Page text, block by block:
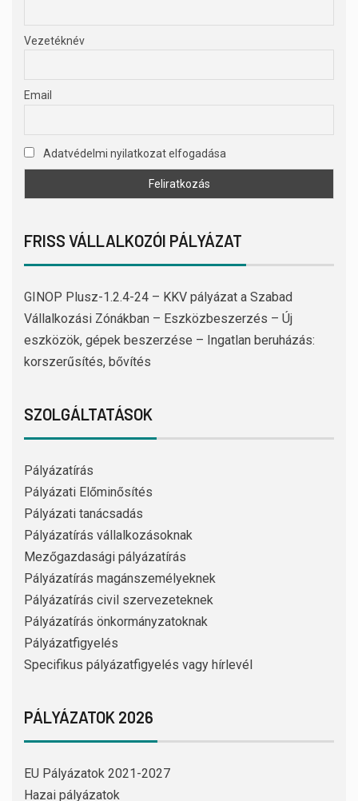
Vezetéknév
Email
Adatvédelmi nyilatkozat elfogadása
FRISS VÁLLALKOZÓI PÁLYÁZAT
GINOP Plusz-1.2.4-24 – KKV pályázat a Szabad
Vállalkozási Zónákban – Eszközbeszerzés – Új
eszközök, gépek beszerzése – Ingatlan beruházás:
korszerűsítés, bővítés
SZOLGÁLTATÁSOK
Pályázatírás
Pályázati Előminősítés
Pályázati tanácsadás
Pályázatírás vállalkozásoknak
Mezőgazdasági pályázatírás
Pályázatírás magánszemélyeknek
Pályázatírás civil szervezeteknek
Pályázatírás önkormányzatoknak
Pályázatfigyelés
Specifikus pályázatfigyelés vagy hírlevél
PÁLYÁZATOK 2026
EU Pályázatok 2021-2027
Hazai pályázatok